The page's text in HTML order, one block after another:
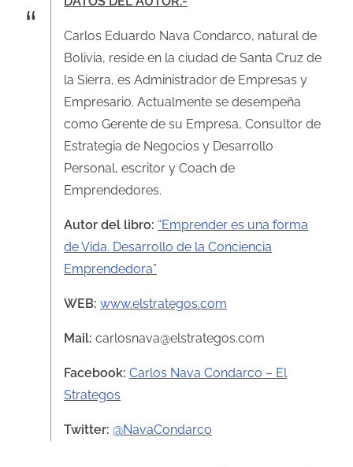
Carlos Eduardo Nava Condarco, natural de
Bolivia, reside en la ciudad de Santa Cruz de
la Sierra, es Administrador de Empresas y
Empresario. Actualmente se desempeña
como Gerente de su Empresa, Consultor de
Estrategia de Negocios y Desarrollo
Personal, escritor y Coach de
Emprendedores.
Autor del libro: “Emprender es una forma
de Vida. Desarrollo de la Conciencia
Emprendedora”
WEB: www.elstrategos.com
Mail: carlosnava@elstrategos.com
Facebook: Carlos Nava Condarco – El
Strategos
Twitter: @NavaCondarco